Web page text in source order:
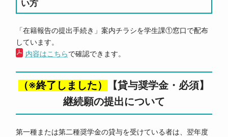
い方
「在籍報告の提出手続き」案内チラシを学生課①窓口で配布
しています。
内容はこちらで確認できます。
（※終了しました）
【貸与奨学金・必須】
継続願の提出について
第一種または第二種奨学金の貸与を受けている者は、翌年度